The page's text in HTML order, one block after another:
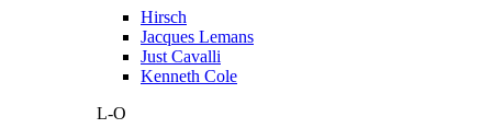
Hirsch
Jacques Lemans
Just Cavalli
Kenneth Cole
L-O